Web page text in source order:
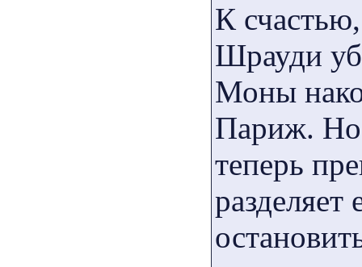
К
Шрауди
Моны
Париж.
теперь
разделяет